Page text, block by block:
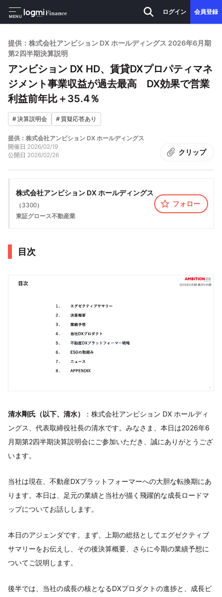
MENU
ログイン 会員登録
提供：株式会社アンビション DX ホールディングス 2026年6月期
第2四半期決算説明
アンビション DX HD、賃貸DXプロパティマネ
ジメント事業収益が過去最高 DX効果で営業
利益前年比＋35.4％
#決算説明会 #質疑応答あり
提供：株式会社アンビション DX ホールディングス
開催日 2026/02/19
公開日 2026/02/26 クリップ
株式会社アンビション DX ホールディングス
（ 3300）
東証グロース不動産業
フォロー
目次
清水剛氏（以下、清水）
：株式会社アンビション DX ホールディ
ングス、代表取締役社長の清水です。みなさま、本日は2026年6
月期第2四半期決算説明会にご参加いただき、誠にありがとうござ
います。
当社は現在、不動産DXプラットフォーマーへの大胆な転換期にあ
ります。本日は、足元の業績と当社が描く飛躍的な成長ロードマ
ップについてお話しします。
本日のアジェンダです。まず、上期の総括としてエグゼクティブ
サマリーをお伝えし、その後決算概要、さらに今期の業績予想に
ついてご説明します。
後半では、当社の成長の核となるDXプロダクトの進捗と、成長ビ